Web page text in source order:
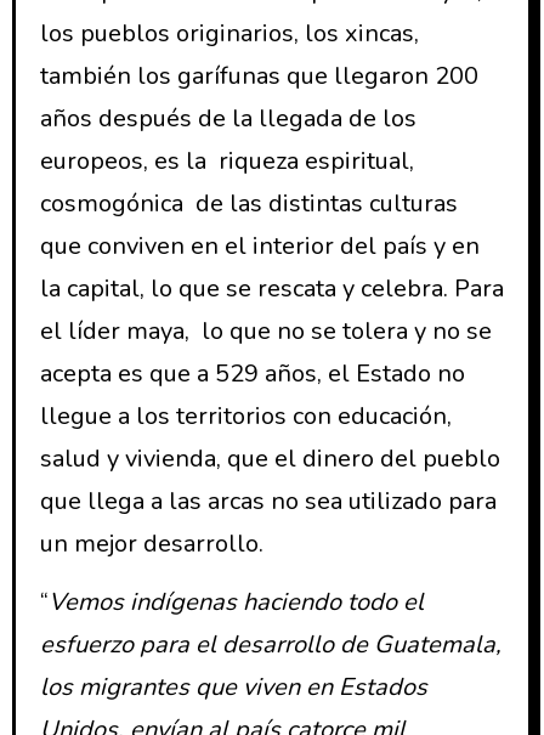
los pueblos originarios, los xincas,
también los garífunas que llegaron 200
años después de la llegada de los
europeos, es la riqueza espiritual,
cosmogónica de las distintas culturas
que conviven en el interior del país y en
la capital, lo que se rescata y celebra. Para
el líder maya, lo que no se tolera y no se
acepta es que a 529 años, el Estado no
llegue a los territorios con educación,
salud y vivienda, que el dinero del pueblo
que llega a las arcas no sea utilizado para
un mejor desarrollo.
“Vemos indígenas haciendo todo el
esfuerzo para el desarrollo de Guatemala,
los migrantes que viven en Estados